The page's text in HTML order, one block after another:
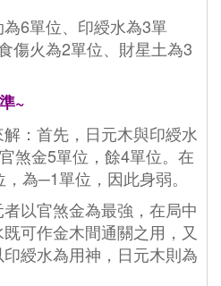
6單位、印綬水為3單
傷火為2單位、財星土為3
~
：首先，日元木與印綬水
煞金5單位，餘4單位。在
為─1單位，因此身弱。
以官煞金為最強，在局中
可作金木間通關之用，又
綬水為用神，日元木則為